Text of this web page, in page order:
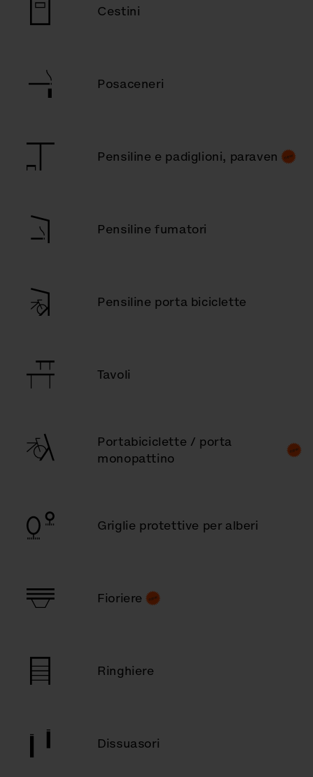
Cestini
Posaceneri
Pensiline e padiglioni, paraven
Pensiline fumatori
Pensiline porta biciclette
Tavoli
Portabiciclette / porta
monopattino
Griglie protettive per alberi
Fioriere
Ringhiere
Dissuasori